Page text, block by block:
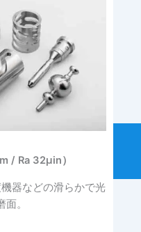
/ Ra 32μin）
器などの滑らかで光
。